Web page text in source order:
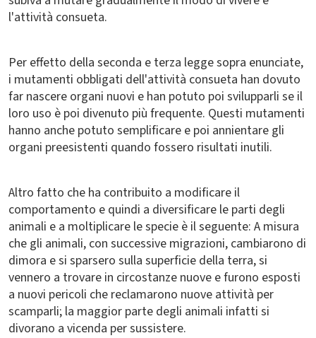
l'attività consueta.
Per effetto della seconda e terza legge sopra enunciate,
i mutamenti obbligati dell'attività consueta han dovuto
far nascere organi nuovi e han potuto poi svilupparli se il
loro uso è poi divenuto più frequente. Questi mutamenti
hanno anche potuto semplificare e poi annientare gli
organi preesistenti quando fossero risultati inutili.
Altro fatto che ha contribuito a modificare il
comportamento e quindi a diversificare le parti degli
animali e a moltiplicare le specie è il seguente: A misura
che gli animali, con successive migrazioni, cambiarono di
dimora e si sparsero sulla superficie della terra, si
vennero a trovare in circostanze nuove e furono esposti
a nuovi pericoli che reclamarono nuove attività per
scamparli; la maggior parte degli animali infatti si
divorano a vicenda per sussistere.